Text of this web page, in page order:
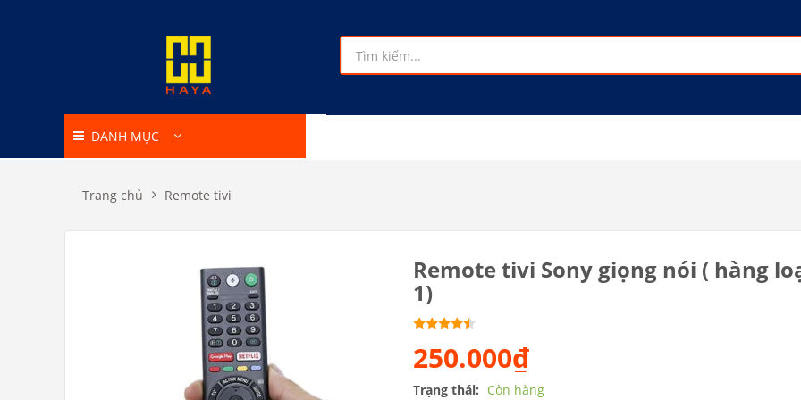
DANH MỤC
Trang chủ Remote tivi
Remote tivi Sony giọng nói ( hàng
1)
250.000₫
Trạng thái: Còn hàng